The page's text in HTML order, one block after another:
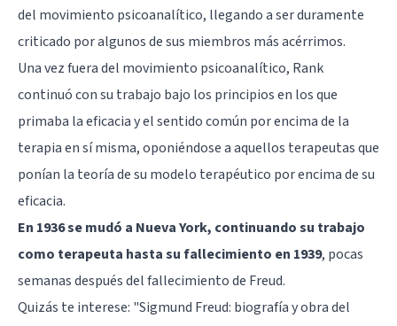
del movimiento psicoanalítico, llegando a ser duramente
criticado por algunos de sus miembros más acérrimos.
Una vez fuera del movimiento psicoanalítico, Rank
continuó con su trabajo bajo los principios en los que
primaba la eficacia y el sentido común por encima de la
terapia en sí misma, oponiéndose a aquellos terapeutas que
ponían la teoría de su modelo terapéutico por encima de su
eficacia.
En 1936 se mudó a Nueva York, continuando su trabajo
como terapeuta hasta su fallecimiento en 1939, pocas
semanas después del fallecimiento de Freud.
Quizás te interese: "Sigmund Freud: biografía y obra del